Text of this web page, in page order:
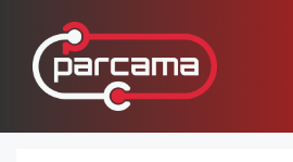
conteúdo